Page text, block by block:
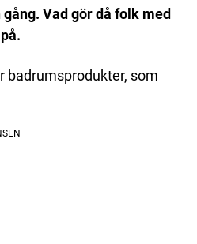
Vad gör då folk med
badrumsprodukter, som